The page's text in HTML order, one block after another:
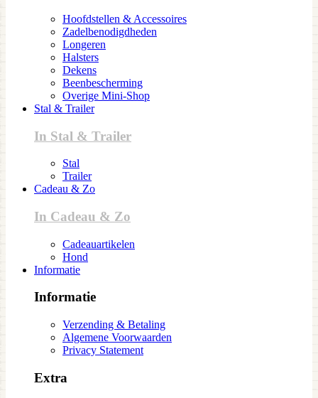
Hoofdstellen & Accessoires
Zadelbenodigdheden
Longeren
Halsters
Dekens
Beenbescherming
Overige Mini-Shop
Stal & Trailer
In Stal & Trailer
Stal
Trailer
Cadeau & Zo
In Cadeau & Zo
Cadeauartikelen
Hond
Informatie
Informatie
Verzending & Betaling
Algemene Voorwaarden
Privacy Statement
Extra